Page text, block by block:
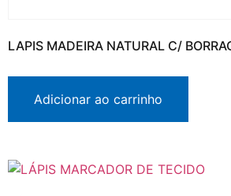
LAPIS MADEIRA NATURAL C/
Adicionar ao carrinho